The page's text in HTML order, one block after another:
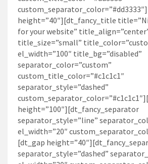
height=”40″][dt_fancy_title
for your website”
title_size=”small”
el_width=”100″ title_bg=”disabled”
separator_color=”custom”
custom_title_color=”#c1c1c1″
separator_style=”dashed”
height=”100″][dt_fancy_separator
separator_style=”line”
el_width=”20″
[dt_gap
separator_style=”dashed”